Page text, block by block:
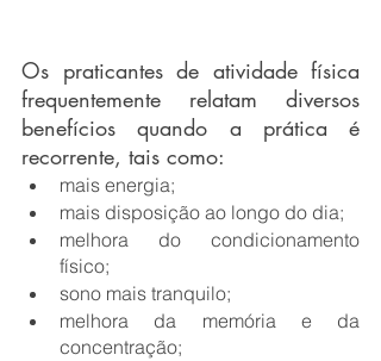
Os praticantes de atividade física
frequentemente relatam diversos
benefícios quando a prática é
recorrente, tais como:
mais energia;
mais disposição ao longo do dia;
melhora do condicionamento
físico;
sono mais tranquilo;
melhora da memória e da
concentração;